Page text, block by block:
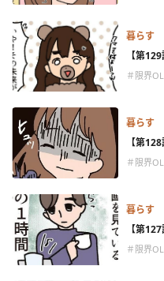
暮らす
【第
＃限界
暮らす
【第
＃限界
暮らす
【第
＃限界